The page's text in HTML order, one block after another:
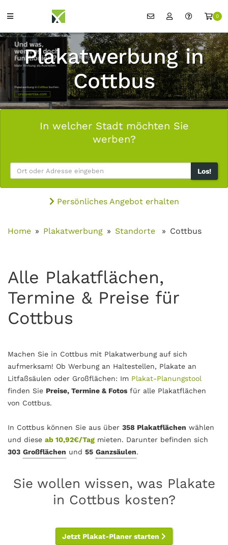
0
Plakatwerbung in
Cottbus
In welcher Stadt möchten Sie
werben?
Los!
Persönliches Angebot erhalten
Home Plakatwerbung Standorte Cottbus
Alle Plakatflächen,
Termine & Preise für
Cottbus
Machen Sie in Cottbus mit Plakatwerbung auf sich
aufmerksam! Ob Werbung an Haltestellen, Plakate an
Litfaßsäulen oder Großflächen: Im Plakat-Planungstool
finden Sie Preise, Termine & Fotos für alle Plakatflächen
von Cottbus.
In Cottbus können Sie aus über 358 Plakatflächen wählen
und diese ab 10,92€/Tag mieten. Darunter befinden sich
303 Großflächen und 55 Ganzsäulen.
Sie wollen wissen, was Plakate
in Cottbus kosten?
Jetzt Plakat-Planer starten